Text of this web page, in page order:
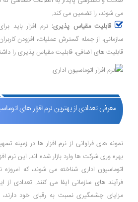
می ‌شوند، را تضمین می‌ کند.
قابلیت مقیاس ‌پذیری: نرم ‌افزار باید
سازمانی، از جمله گسترش عملیات، افزودن
قابلیت ‌های اضافی، قابلیت مقیاس‌ پذیری را
معرفی تعدادی از بهترین نرم افزار های
نمونه ‌های فراوانی از نرم ‌افزار ها در زمینه
بهره‌ وری شرکت ‌ها وارد بازار شده ‌اند. این نرم
اتوماسیون اداری شناخته می‌ شوند، که
فرآیند های سازمانی ایفا می‌ کنند. تعدادی از
مزایای چشمگیری نسبت به رقبای خود دارند،